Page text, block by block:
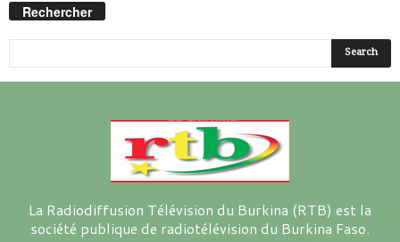
Rechercher
La Radiodiffusion Télévision du Burkina (RTB) est la
société publique de radiotélévision du Burkina Faso.